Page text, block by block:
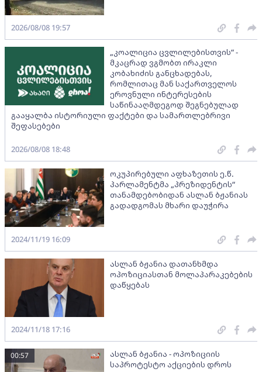
2026/08/08 19:57
„კოალიცია ცვლილებისთვის“ -
მკაცრად ვგმობთ ირაკლი
კობახიძის განცხადებას,
რომლითაც მან საქართველოს
ეროვნული ინტერესების
საწინააღმდეგოდ შეგნებულად
გააყალბა ისტორიული ფაქტები და სამართლებრივი
შეფასებები
2026/08/08 18:48
ოკუპირებული აფხაზეთის ე.წ.
პარლამენტმა „პრეზიდენტის“
თანამდებობიდან ასლან ბჟანიას
გადადგომას მხარი დაუჭირა
2024/11/19 16:09
ასლან ბჟანია დათანხმდა
ოპოზიციასთან მოლაპარაკებების
დაწყებას
2024/11/18 17:16
ასლან ბჟანია - ოპოზიციის
საპროტესტო აქციების დროს
00:57